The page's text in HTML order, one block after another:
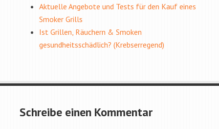
Aktuelle Angebote und Tests für den Kauf eines
Smoker Grills
Ist Grillen, Räuchern & Smoken
gesundheitsschädlich? (Krebserregend)
Schreibe einen Kommentar